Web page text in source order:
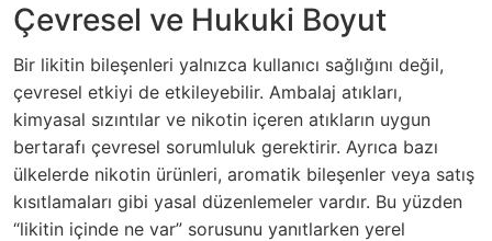
Çevresel ve Hukuki Boyut
Bir likitin bileşenleri yalnızca kullanıcı sağlığını değil,
çevresel etkiyi de etkileyebilir. Ambalaj atıkları,
kimyasal sızıntılar ve nikotin içeren atıkların uygun
bertarafı çevresel sorumluluk gerektirir. Ayrıca bazı
ülkelerde nikotin ürünleri, aromatik bileşenler veya satış
kısıtlamaları gibi yasal düzenlemeler vardır. Bu yüzden
“likitin içinde ne var” sorusunu yanıtlarken yerel